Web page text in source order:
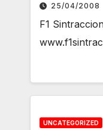
25/04/2008
F1
UNCATEGORIZED